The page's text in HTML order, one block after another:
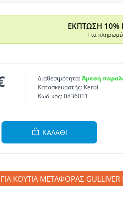
ΕΚΠΤΩΣΗ 10%
Για
Διαθεσιμότητα: Άμεση
Κατασκευαστής: Kerbl
Κωδικός: 0836011
ΚΑΛΆΘΙ
ΚΟΥΤΙΆ ΜΕΤΑΦΟΡΆΣ